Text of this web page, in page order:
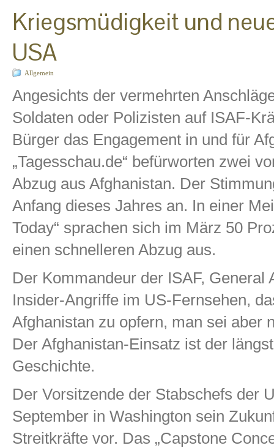
Kriegsmüdigkeit und
USA
Allgemein
Angesichts der vermehrten
Soldaten oder Polizisten auf ISAF-
Bürger das Engagement in und für
„Tagesschau.de“ befürworten zwei
Abzug aus Afghanistan. Der
Anfang dieses Jahres an. In einer
Today“ sprachen sich im März 50
einen schnelleren Abzug aus.
Der Kommandeur der ISAF,
Insider-Angriffe im US-Fernsehen,
Afghanistan zu opfern, man sei aber
Der Afghanistan-Einsatz ist der
Geschichte.
Der Vorsitzende der Stabschefs der
September in Washington sein
Streitkräfte vor. Das „Capstone